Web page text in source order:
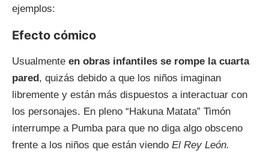
ejemplos:
Efecto cómico
Usualmente en obras infantiles se rompe la cuarta
pared, quizás debido a que los niños imaginan
libremente y están más dispuestos a interactuar con
los personajes. En pleno “Hakuna Matata” Timón
interrumpe a Pumba para que no diga algo obsceno
frente a los niños que están viendo El Rey León.